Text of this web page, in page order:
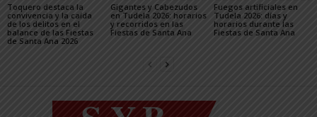
Toquero destaca la
convivencia y la caída
de los delitos en el
balance de las Fiestas
de Santa Ana 2026
Gigantes y Cabezudos
en Tudela 2026: horarios
y recorridos en las
Fiestas de Santa Ana
Fuegos artificiales en
Tudela 2026: días y
horarios durante las
Fiestas de Santa Ana